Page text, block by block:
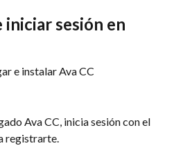
iniciar sesión en
e instalar Ava CC
Ava CC, inicia sesión con el
registrarte.